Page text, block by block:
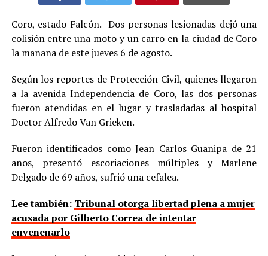
Coro, estado Falcón.- Dos personas lesionadas dejó una
colisión entre una moto y un carro en la ciudad de Coro
la mañana de este jueves 6 de agosto.
Según los reportes de Protección Civil, quienes llegaron
a la avenida Independencia de Coro, las dos personas
fueron atendidas en el lugar y trasladadas al hospital
Doctor Alfredo Van Grieken.
Fueron identificados como Jean Carlos Guanipa de 21
años, presentó escoriaciones múltiples y Marlene
Delgado de 69 años, sufrió una cefalea.
Lee también: Tribunal otorga libertad plena a mujer
acusada por Gilberto Correa de intentar
envenenarlo